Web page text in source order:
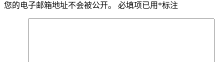
您的电子邮箱地址不会被公开。 必填项已用 *标注